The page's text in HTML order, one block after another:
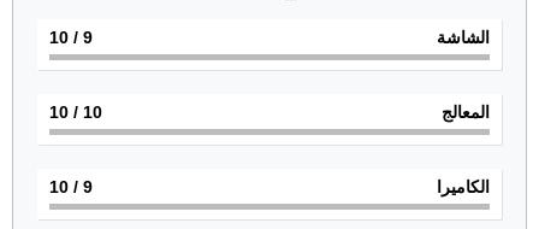
الشاشة 9
/ 10
المعالج 10
/ 10
الكاميرا 9
/ 10